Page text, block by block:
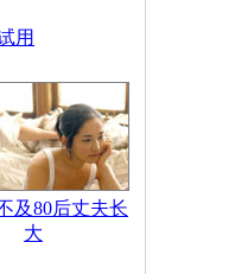
用
及80后丈夫长
大